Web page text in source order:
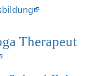
Therapeut